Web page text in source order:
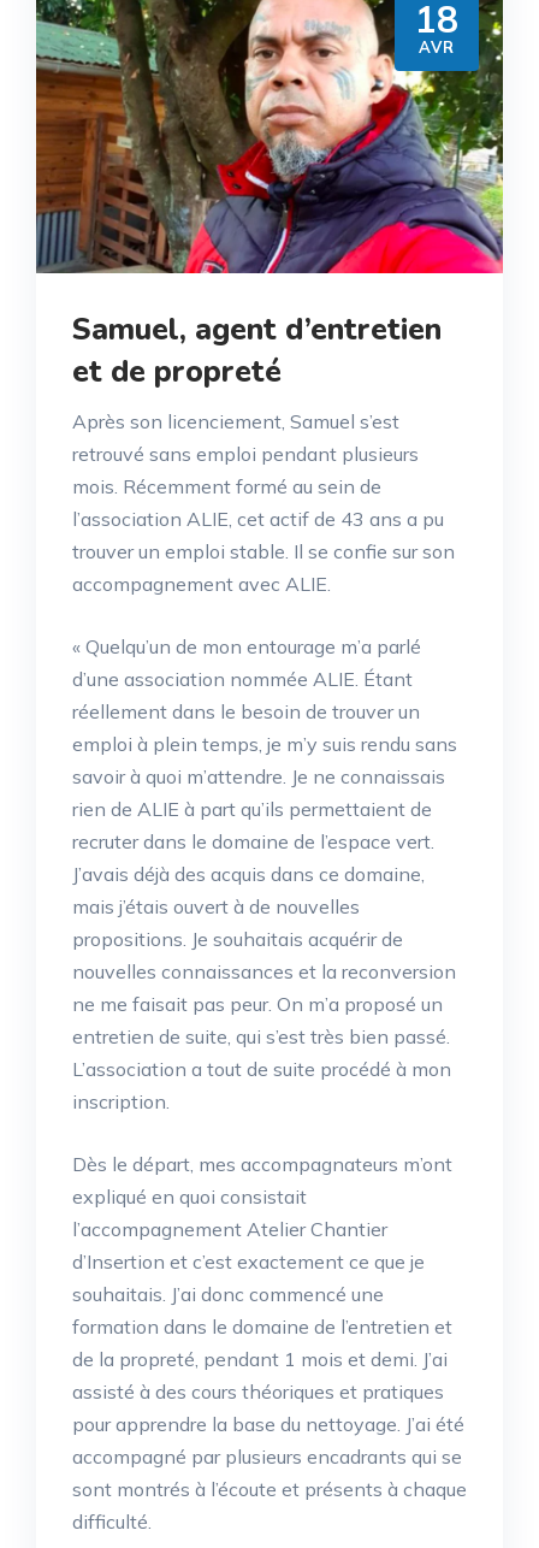
18
AVR
Samuel, agent d’entretien
et de propreté
Après son licenciement, Samuel s’est
retrouvé sans emploi pendant plusieurs
mois. Récemment formé au sein de
l’association ALIE, cet actif de 43 ans a pu
trouver un emploi stable. Il se confie sur son
accompagnement avec ALIE.
« Quelqu’un de mon entourage m’a parlé
d’une association nommée ALIE. Étant
réellement dans le besoin de trouver un
emploi à plein temps, je m’y suis rendu sans
savoir à quoi m’attendre. Je ne connaissais
rien de ALIE à part qu’ils permettaient de
recruter dans le domaine de l’espace vert.
J’avais déjà des acquis dans ce domaine,
mais j’étais ouvert à de nouvelles
propositions. Je souhaitais acquérir de
nouvelles connaissances et la reconversion
ne me faisait pas peur. On m’a proposé un
entretien de suite, qui s’est très bien passé.
L’association a tout de suite procédé à mon
inscription.
Dès le départ, mes accompagnateurs m’ont
expliqué en quoi consistait
l’accompagnement Atelier Chantier
d’Insertion et c’est exactement ce que je
souhaitais. J’ai donc commencé une
formation dans le domaine de l’entretien et
de la propreté, pendant 1 mois et demi. J’ai
assisté à des cours théoriques et pratiques
pour apprendre la base du nettoyage. J’ai été
accompagné par plusieurs encadrants qui se
sont montrés à l’écoute et présents à chaque
difficulté.